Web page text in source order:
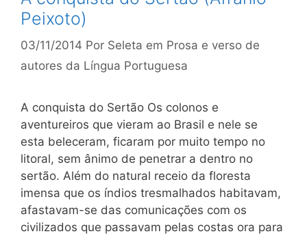
Peixoto)
03/11/2014 Por Seleta em Prosa e verso de
autores da Língua Portuguesa
A conquista do Sertão Os colonos e
aventureiros que vieram ao Brasil e nele se
esta­ beleceram, ficaram por muito tempo no
litoral, sem ânimo de pe­netrar a dentro no
sertão. Além do natural receio da floresta
imensa que os índios tresmalhados habitavam,
afastavam-se das comunicações com os
civilizados que passavam pelas costas ora pa­ra